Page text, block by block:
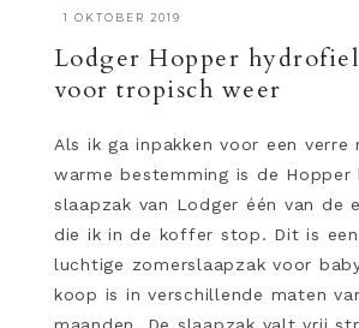
·1 OKTOBER 2019
Lodger Hopper hydrofiel
voor tropisch weer
Als ik ga inpakken voor een verre
warme bestemming is de Hopper
slaapzak van Lodger één van de
die ik in de koffer stop. Dit is
luchtige zomerslaapzak voor
koop is in verschillende maten
maanden. De slaapzak valt vrij